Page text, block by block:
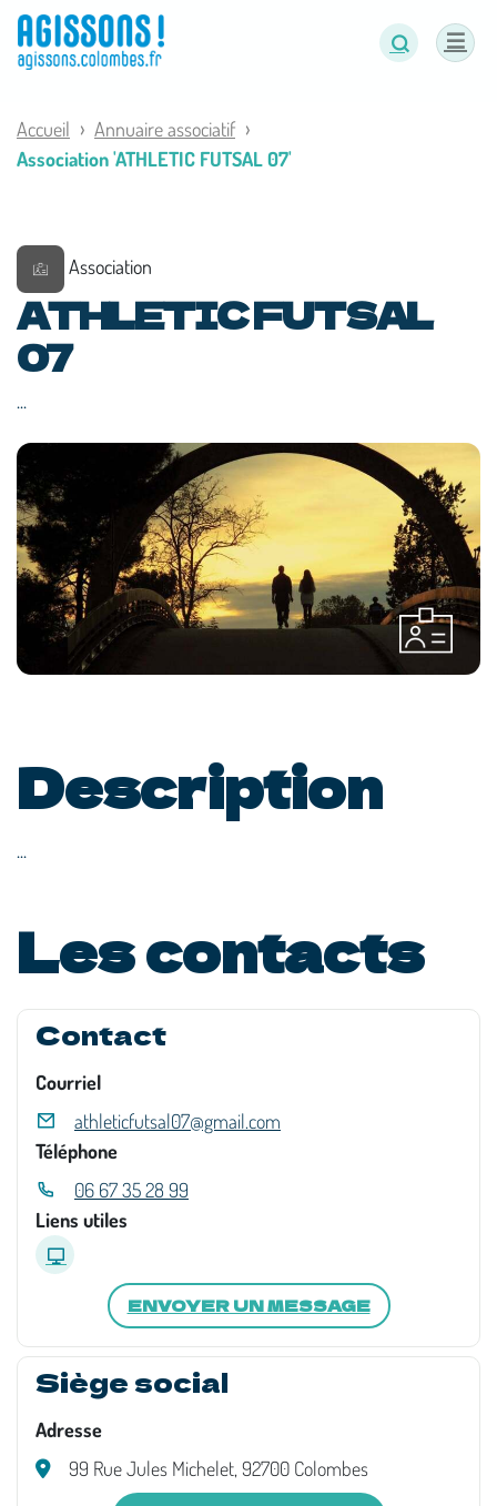
Accueil
Annuaire associatif
Association 'ATHLETIC FUTSAL 07'
Association
ATHLETIC FUTSAL
07
...
Description
...
Les contacts
Contact
Courriel
athleticfutsal07@gmail.com
Téléphone
06 67 35 28 99
Liens utiles
ENVOYER UN MESSAGE
Siège social
Adresse
99 Rue Jules Michelet, 92700 Colombes
Panneau de gestion des cookies